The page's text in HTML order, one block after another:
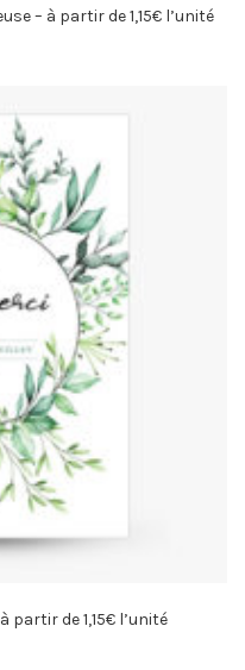
– à partir de 1,15€ l’unité
partir de 1,15€ l’unité